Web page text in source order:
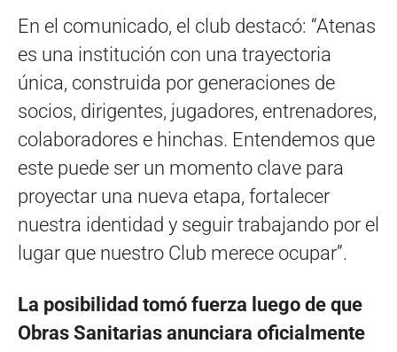
En el comunicado, el club destacó: “Atenas
es una institución con una trayectoria
única, construida por generaciones de
socios, dirigentes, jugadores, entrenadores,
colaboradores e hinchas. Entendemos que
este puede ser un momento clave para
proyectar una nueva etapa, fortalecer
nuestra identidad y seguir trabajando por el
lugar que nuestro Club merece ocupar”.
La posibilidad tomó fuerza luego de que
Obras Sanitarias anunciara oficialmente